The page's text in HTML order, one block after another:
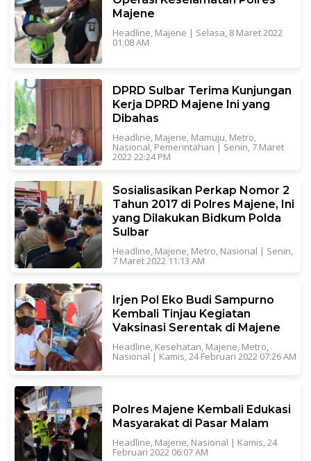
Majene
Headline, Majene | Selasa, 8 Maret 2022
01:08 AM
DPRD Sulbar Terima Kunjungan
Kerja DPRD Majene Ini yang
Dibahas
Headline Majene Mamuju Metro
Nasional Pemerintahan | Senin, 7 Maret
2022 22:24 PM
Sosialisasikan Perkap Nomor 2
Tahun 2017 di Polres Majene, Ini
yang Dilakukan Bidkum Polda
Sulbar
Headline, Majene, Metro, Nasional | Senin,
7 Maret 2022 11:13 AM
Irjen Pol Eko Budi Sampurno
Kembali Tinjau Kegiatan
Vaksinasi Serentak di Majene
Headline, Kesehatan, Majene, Metro,
Nasional | Kamis, 24 Februari 2022 07:26 AM
Polres Majene Kembali Edukasi
Masyarakat di Pasar Malam
Headline, Majene, Nasional | Kamis, 24
Februari 2022 06:07 AM